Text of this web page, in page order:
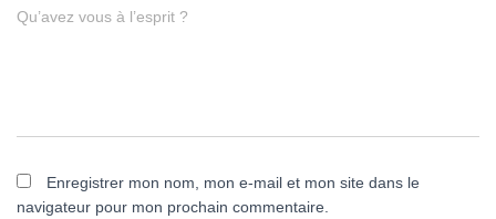
Qu’avez vous à l’esprit ?
Enregistrer mon nom, mon e-mail et mon site dans le
navigateur pour mon prochain commentaire.